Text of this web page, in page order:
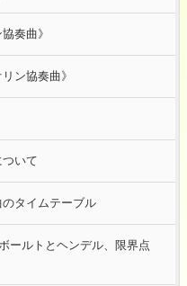
奏曲》
ン協奏曲》
いて
タイムテーブル
ルトとヘンデル、限界点